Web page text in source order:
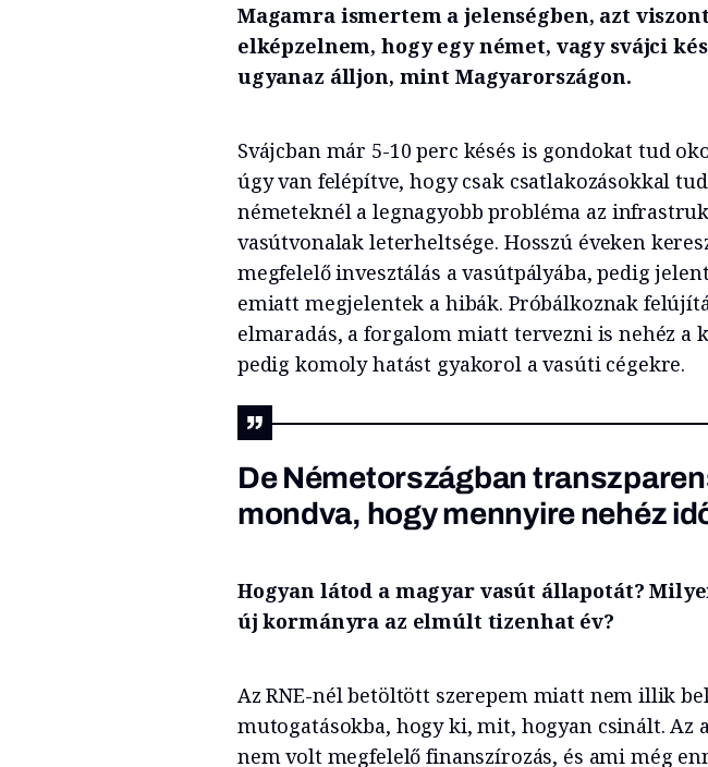
Magamra ismertem a jelenségben, azt
elképzelnem, hogy egy német, vagy svájci
ugyanaz álljon, mint Magyarországon.
Svájcban már 5-10 perc késés is gondokat tud
úgy van felépítve, hogy csak csatlakozásokkal
németeknél a legnagyobb probléma az
vasútvonalak leterheltsége. Hosszú éveken
megfelelő invesztálás a vasútpályába, pedig
emiatt megjelentek a hibák. Próbálkoznak
elmaradás, a forgalom miatt tervezni is nehéz a
pedig komoly hatást gyakorol a vasúti cégekre.
De Németországban
mondva, hogy mennyire nehéz
Hogyan látod a magyar vasút állapotát?
új kormányra az elmúlt tizenhat év?
Az RNE-nél betöltött szerepem miatt nem illik
mutogatásokba, hogy ki, mit, hogyan csinált. Az
nem volt megfelelő finanszírozás, és ami még